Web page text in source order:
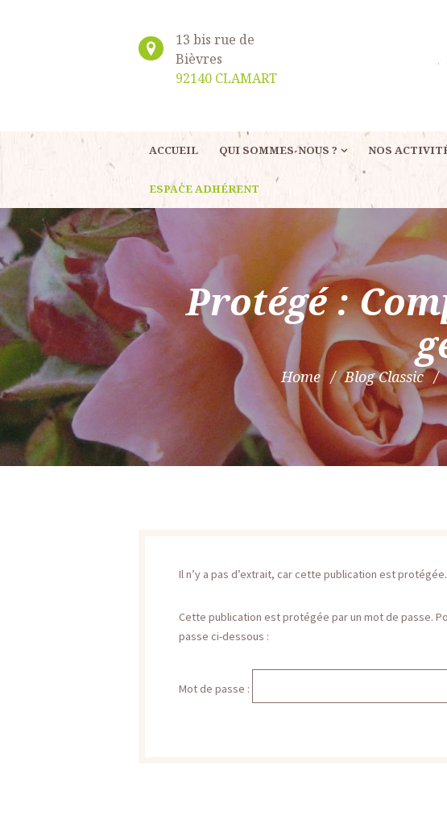
13 bis rue de
Bièvres
92140 CLAMART
ACCUEIL QUI SOMMES-NOUS ? NOS
ESPACE ADHÉRENT
Protégé :
Home Blog Classic
Il n’y a pas d’extrait, car cette publication est protégée.
Cette publication est protégée par un mot de passe.
passe ci-dessous :
Mot de passe :